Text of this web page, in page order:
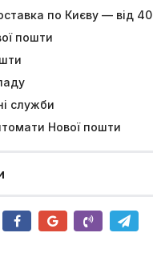
по Києву — від
пошти
служби
Нової пошти